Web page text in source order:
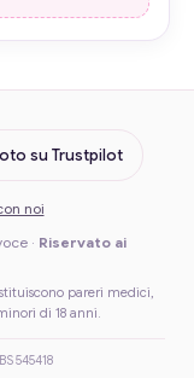
su Trustpilot
noi
· Riservato ai
pareri medici,
di 18 anni.
545418